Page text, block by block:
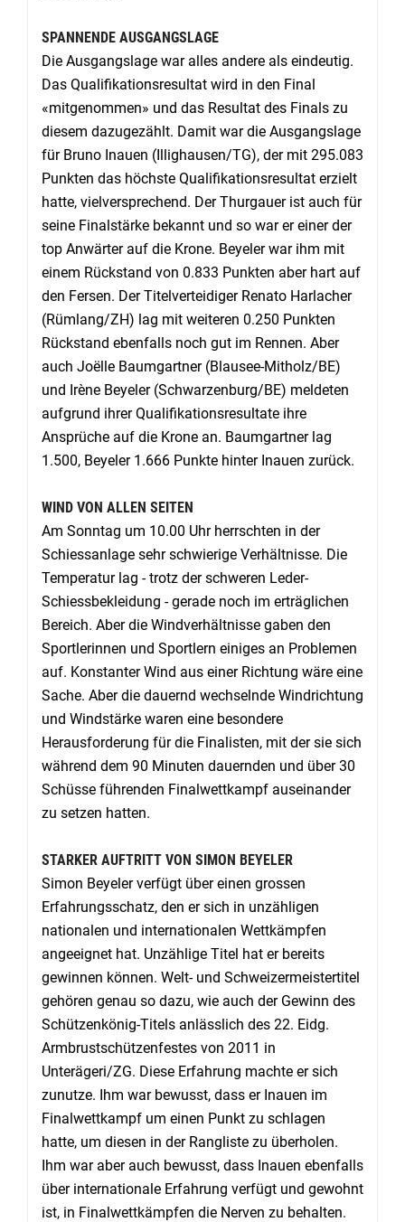
SPANNENDE AUSGANGSLAGE
Die Ausgangslage war alles andere als eindeutig.
Das Qualifikationsresultat wird in den Final
«mitgenommen» und das Resultat des Finals zu
diesem dazugezählt. Damit war die Ausgangslage
für Bruno Inauen (Illighausen/TG), der mit 295.083
Punkten das höchste Qualifikationsresultat erzielt
hatte, vielversprechend. Der Thurgauer ist auch für
seine Finalstärke bekannt und so war er einer der
top Anwärter auf die Krone. Beyeler war ihm mit
einem Rückstand von 0.833 Punkten aber hart auf
den Fersen. Der Titelverteidiger Renato Harlacher
(Rümlang/ZH) lag mit weiteren 0.250 Punkten
Rückstand ebenfalls noch gut im Rennen. Aber
auch Joëlle Baumgartner (Blausee-Mitholz/BE)
und Irène Beyeler (Schwarzenburg/BE) meldeten
aufgrund ihrer Qualifikationsresultate ihre
Ansprüche auf die Krone an. Baumgartner lag
1.500, Beyeler 1.666 Punkte hinter Inauen zurück.
WIND VON ALLEN SEITEN
Am Sonntag um 10.00 Uhr herrschten in der
Schiessanlage sehr schwierige Verhältnisse. Die
Temperatur lag - trotz der schweren Leder-
Schiessbekleidung - gerade noch im erträglichen
Bereich. Aber die Windverhältnisse gaben den
Sportlerinnen und Sportlern einiges an Problemen
auf. Konstanter Wind aus einer Richtung wäre eine
Sache. Aber die dauernd wechselnde Windrichtung
und Windstärke waren eine besondere
Herausforderung für die Finalisten, mit der sie sich
während dem 90 Minuten dauernden und über 30
Schüsse führenden Finalwettkampf auseinander
zu setzen hatten.
STARKER AUFTRITT VON SIMON BEYELER
Simon Beyeler verfügt über einen grossen
Erfahrungsschatz, den er sich in unzähligen
nationalen und internationalen Wettkämpfen
angeeignet hat. Unzählige Titel hat er bereits
gewinnen können. Welt- und Schweizermeistertitel
gehören genau so dazu, wie auch der Gewinn des
Schützenkönig-Titels anlässlich des 22. Eidg.
Armbrustschützenfestes von 2011 in
Unterägeri/ZG. Diese Erfahrung machte er sich
zunutze. Ihm war bewusst, dass er Inauen im
Finalwettkampf um einen Punkt zu schlagen
hatte, um diesen in der Rangliste zu überholen.
Ihm war aber auch bewusst, dass Inauen ebenfalls
über internationale Erfahrung verfügt und gewohnt
ist, in Finalwettkämpfen die Nerven zu behalten.